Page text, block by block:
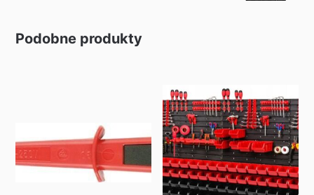
Podobne produkty